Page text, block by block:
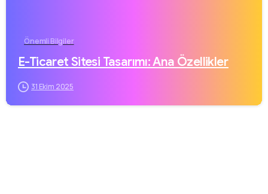
Önemli Bilgiler
E-Ticaret Sitesi Tasarımı: Ana Özellikler
31 Ekim 2025